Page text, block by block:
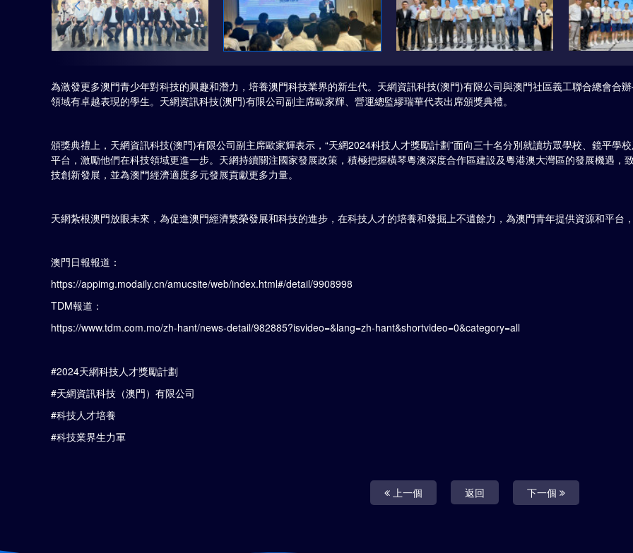
為激發更多澳門青少年對科技的興趣和潛力，培養澳門科技業界的新生代。天網資訊科技(澳門)有限公司與澳門社區義工聯合總會
領域有卓越表現的學生。天網資訊科技(澳門)有限公司副主席歐家輝、營運總監繆瑞華代表出席頒獎典禮。
頒獎典禮上，天網資訊科技(澳門)有限公司副主席歐家輝表示，“天網2024科技人才獎勵計劃”面向三十名分別就讀坊眾學校、鏡平學
平台，激勵他們在科技領域更進一步。天網持續關注國家發展政策，積極把握橫琴粵澳深度合作區建設及粵港澳大灣區的發展機遇
技創新發展，並為澳門經濟適度多元發展貢獻更多力量。
天網紮根澳門放眼未來，為促進澳門經濟繁榮發展和科技的進步，在科技人才的培養和發掘上不遺餘力，為澳門青年提供資源和平台
澳門日報報道：
https://appimg.modaily.cn/amucsite/web/index.html#/detail/9908998
TDM報道：
https://www.tdm.com.mo/zh-hant/news-detail/982885?isvideo=&lang=zh-hant&shortvideo=0&category=all
#2024天網科技人才獎勵計劃
#天網資訊科技（澳門）有限公司
#科技人才培養
#科技業界生力軍
上一個 返回 下一個